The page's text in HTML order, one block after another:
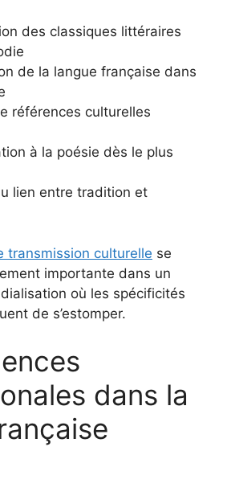
des classiques littéraires
de la langue française dans
références culturelles
à la poésie dès le plus
lien entre tradition et
transmission culturelle se
importante dans un
où les spécificités
de s’estomper.
dans la